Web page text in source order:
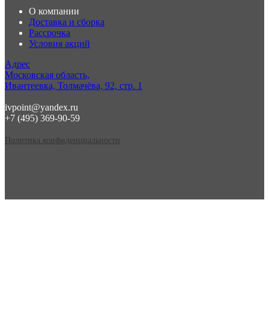
О компании
Доставка и сборка
Рассрочка
Условия акций
Адрес
Московская область,
Ивантеевка, Толмачёва, 92, стр. 1
ivpoint@yandex.ru
+7 (495) 369-90-59
Политика конфиденциальности